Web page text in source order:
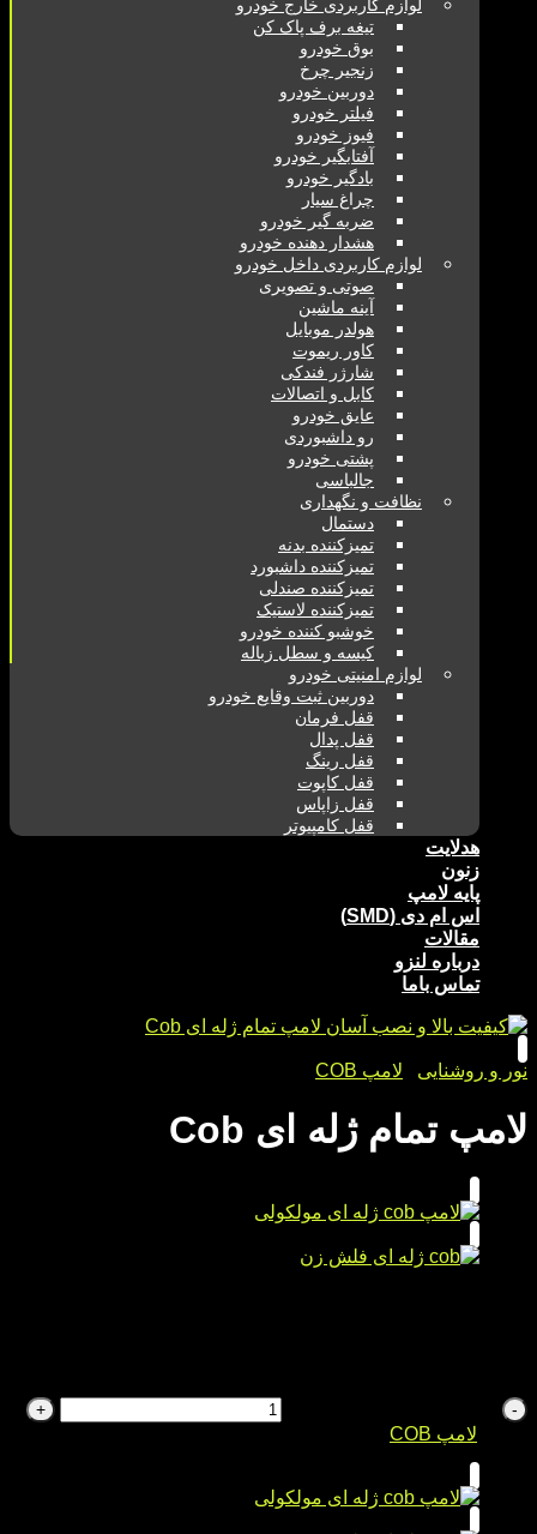
لوازم کاربردی خارج خودرو
تیغه برف پاک کن
بوق خودرو
زنجیر چرخ
دوربین خودرو
فیلتر خودرو
فیوز خودرو
آفتابگیر خودرو
بادگیر خودرو
چراغ سیار
ضربه گیر خودرو
هشدار دهنده خودرو
لوازم کاربردی داخل خودرو
صوتی و تصویری
آینه ماشین
هولدر موبایل
کاور ریموت
شارژر فندکی
کابل و اتصالات
عایق خودرو
رو داشبوردی
پشتی خودرو
جالباسی
نظافت و نگهداری
دستمال
تمیزکننده بدنه
تمیزکننده داشبورد
تمیزکننده صندلی
تمیزکننده لاستیک
خوشبو کننده خودرو
کیسه و سطل زباله
لوازم امنیتی خودرو
دوربین ثبت وقایع خودرو
قفل فرمان
قفل پدال
قفل رینگ
قفل کاپوت
قفل زاپاس
قفل کامپیوتر
هدلایت
زنون
پایه لامپ
اس ام دی (SMD)
مقالات
درباره لنزو
تماس باما
نور و روشنایی لامپ COB
لامپ تمام ژله ای Cob
لامپ COB